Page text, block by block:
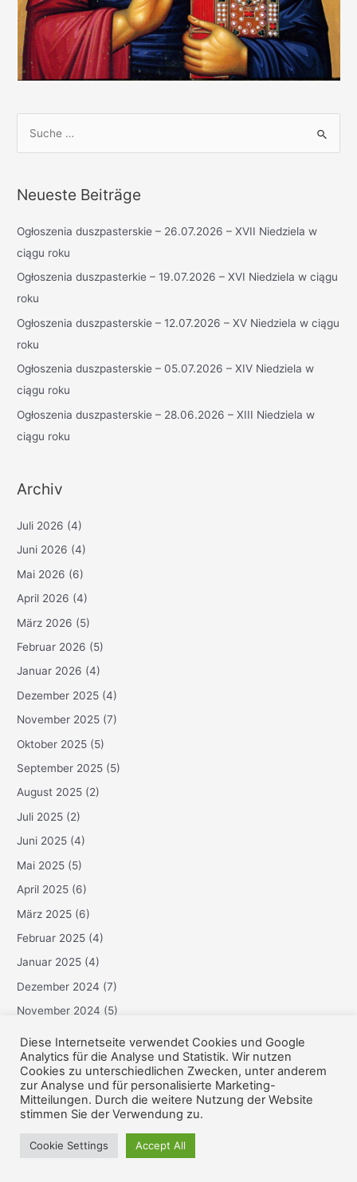
h
n
n
a
c
h
Neueste Beiträge
Ogłoszenia duszpasterskie – 26.07.2026 – XVII Niedziela w
ciągu roku
Ogłoszenia duszpasterkie – 19.07.2026 – XVI Niedziela w ciągu
roku
Ogłoszenia duszpasterskie – 12.07.2026 – XV Niedziela w ciągu
roku
Ogłoszenia duszpasterskie – 05.07.2026 – XIV Niedziela w
ciągu roku
Ogłoszenia duszpasterskie – 28.06.2026 – XIII Niedziela w
ciągu roku
Archiv
Juli 2026 (4)
Juni 2026 (4)
Mai 2026 (6)
April 2026 (4)
März 2026 (5)
Februar 2026 (5)
Januar 2026 (4)
Dezember 2025 (4)
November 2025 (7)
Oktober 2025 (5)
September 2025 (5)
August 2025 (2)
Juli 2025 (2)
Juni 2025 (4)
Mai 2025 (5)
April 2025 (6)
März 2025 (6)
Februar 2025 (4)
Januar 2025 (4)
Dezember 2024 (7)
November 2024 (5)
Oktober 2024
September 2024(4)
August 2024(2)
Juli 2024(2)
Diese Internetseite verwendet Cookies und Google
Analytics für die Analyse und Statistik. Wir nutzen
Cookies zu unterschiedlichen Zwecken, unter anderem
zur Analyse und für personalisierte Marketing-
Mitteilungen. Durch die weitere Nutzung der Website
stimmen Sie der Verwendung zu.
Cookie Settings Accept All